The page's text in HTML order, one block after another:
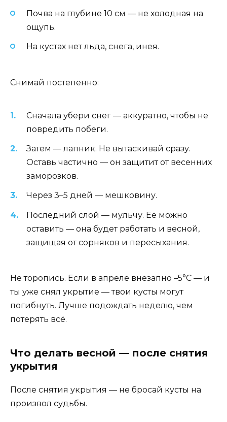
Почва на глубине 10 см — не холодная на
ощупь.
На кустах нет льда, снега, инея.
Снимай постепенно:
Сначала убери снег — аккуратно, чтобы не
повредить побеги.
Затем — лапник. Не вытаскивай сразу.
Оставь частично — он защитит от весенних
заморозков.
Через 3–5 дней — мешковину.
Последний слой — мульчу. Её можно
оставить — она будет работать и весной,
защищая от сорняков и пересыхания.
Не торопись. Если в апреле внезапно –5°C — и
ты уже снял укрытие — твои кусты могут
погибнуть. Лучше подождать неделю, чем
потерять всё.
Что делать весной — после снятия
укрытия
После снятия укрытия — не бросай кусты на
произвол судьбы.